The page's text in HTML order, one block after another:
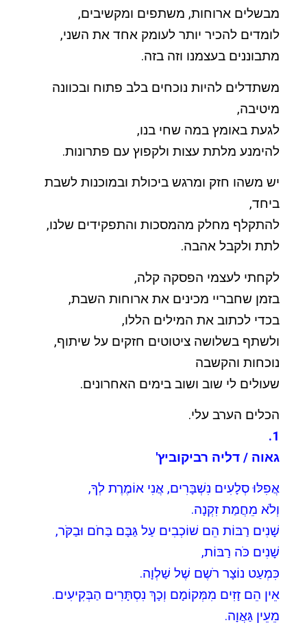
מבשלים ארוחות, משתפים ומקשיבים,
לומדים להכיר יותר לעומק אחד את השני,
מתבוננים בעצמנו וזה בזה.
משתדלים להיות נוכחים בלב פתוח ובכוונה
מיטיבה,
לגעת באומץ במה שחי בנו,
להימנע מלתת עצות ולקפוץ עם פתרונות.
יש משהו חזק ומרגש ביכולת ובמוכנות לשבת
ביחד,
להתקלף מחלק מהמסכות והתפקידים שלנו,
לתת ולקבל אהבה.
לקחתי לעצמי הפסקה קלה,
בזמן שחבריי מכינים את ארוחות השבת,
בכדי לכתוב את המילים הללו,
ולשתף בשלושה ציטוטים חזקים על שיתוף,
נוכחות והקשבה
שעולים לי שוב ושוב בימים האחרונים.
הכלים הערב עלי.
1.
גאוה / דליה רביקוביץ'
אֲפִלּוּ סְלָעִים נִשְׁבָּרִים, אֲנִי אוֹמֶרֶת לְךָ,
וְלֹא מֵחֲמַת זִקְנָה.
שָׁנִים רַבּוֹת הֵם שׁוֹכְבִים עַל גַּבָּם בַּחֹם וּבַקֹּר,
שָׁנִים כֹּה רַבּוֹת,
כִּמְעַט נוֹצָר רֹשֶם שֶׁל שַׁלְוָה.
אֵין הֵם זָזִים מִמְּקוֹמָם וְכָךְ נִסְתָּרִים הַבְּקִיעִים.
מֵעֵין גַּאֲוָה.